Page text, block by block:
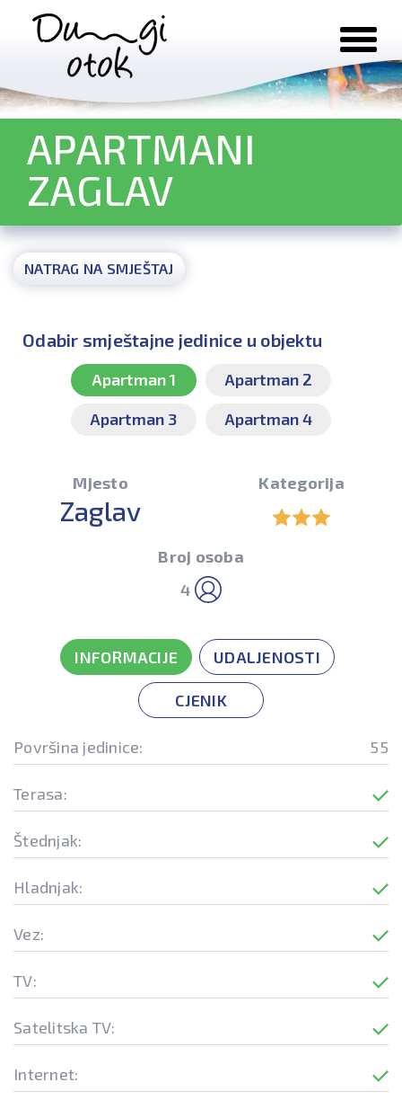
Preskoči na sadržaj
APARTMANI
ZAGLAV
NATRAG NA SMJEŠTAJ
Odabir smještajne jedinice u objektu
Apartman 1
Apartman 2
Apartman 3
Apartman 4
Mjesto
Zaglav
Kategorija
Broj osoba
4
INFORMACIJE UDALJENOSTI
CJENIK
Površina jedinice: 55
Terasa:
Štednjak:
Hladnjak:
Vez:
TV:
Satelitska TV:
Internet: